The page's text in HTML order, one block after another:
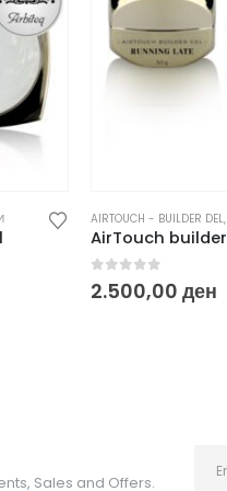
AIRTOUCH - BUILDER DEL,
0 out of 5
2.500,00 ден
Sales and Offers.